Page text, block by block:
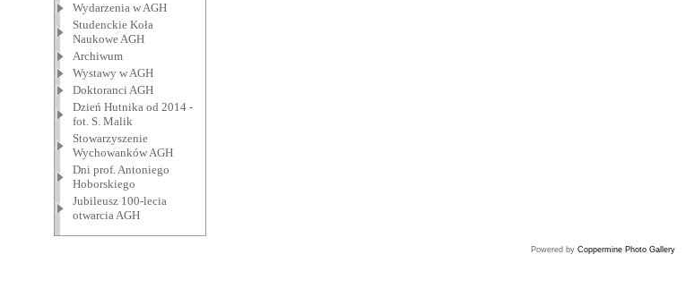
Wydarzenia w AGH
Studenckie Koła
Naukowe AGH
Archiwum
Wystawy w AGH
Doktoranci AGH
Dzień Hutnika od 2014 -
fot. S. Malik
Stowarzyszenie
Wychowanków AGH
Dni prof. Antoniego
Hoborskiego
Jubileusz 100-lecia
otwarcia AGH
Powered by Coppermine Photo Gallery